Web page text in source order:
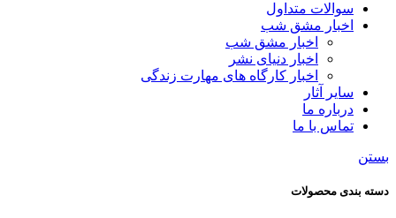
سوالات متداول
اخبار مشق شب
اخبار مشق شب
اخبار دنیای نشر
اخبار کارگاه های مهارت زندگی
سایر آثار
درباره ما
تماس با ما
بستن
دسته بندی محصولات